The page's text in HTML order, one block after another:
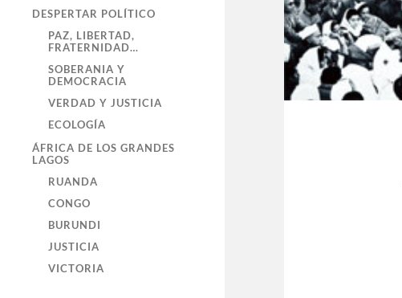
DESPERTAR POLÍTICO
PAZ, LIBERTAD,
FRATERNIDAD…
SOBERANIA Y
DEMOCRACIA
VERDAD Y JUSTICIA
ECOLOGÍA
ÁFRICA DE LOS GRANDES
LAGOS
RUANDA
CONGO
BURUNDI
JUSTICIA
VICTORIA